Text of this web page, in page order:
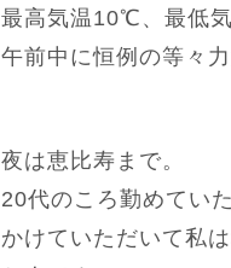
最高気温10℃、最低
午前中に恒例の等々
夜は恵比寿まで。
20代のころ勤めてい
かけていただいて私